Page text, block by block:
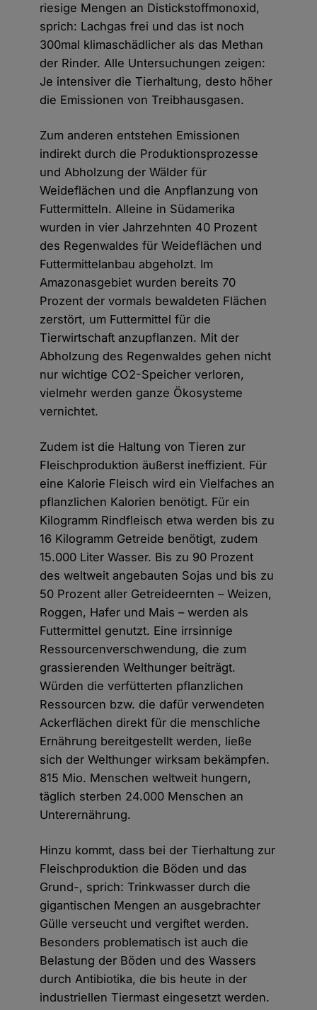
riesige Mengen an Distickstoffmonoxid,
sprich: Lachgas frei und das ist noch
300mal klimaschädlicher als das Methan
der Rinder. Alle Untersuchungen zeigen:
Je intensiver die Tierhaltung, desto höher
die Emissionen von Treibhausgasen.
Zum anderen entstehen Emissionen
indirekt durch die Produktionsprozesse
und Abholzung der Wälder für
Weideflächen und die Anpflanzung von
Futtermitteln. Alleine in Südamerika
wurden in vier Jahrzehnten 40 Prozent
des Regenwaldes für Weideflächen und
Futtermittelanbau abgeholzt. Im
Amazonasgebiet wurden bereits 70
Prozent der vormals bewaldeten Flächen
zerstört, um Futtermittel für die
Tierwirtschaft anzupflanzen. Mit der
Abholzung des Regenwaldes gehen nicht
nur wichtige CO2-Speicher verloren,
vielmehr werden ganze Ökosysteme
vernichtet.
Zudem ist die Haltung von Tieren zur
Fleischproduktion äußerst ineffizient. Für
eine Kalorie Fleisch wird ein Vielfaches an
pflanzlichen Kalorien benötigt. Für ein
Kilogramm Rindfleisch etwa werden bis zu
16 Kilogramm Getreide benötigt, zudem
15.000 Liter Wasser. Bis zu 90 Prozent
des weltweit angebauten Sojas und bis zu
50 Prozent aller Getreideernten – Weizen,
Roggen, Hafer und Mais – werden als
Futtermittel genutzt. Eine irrsinnige
Ressourcenverschwendung, die zum
grassierenden Welthunger beiträgt.
Würden die verfütterten pflanzlichen
Ressourcen bzw. die dafür verwendeten
Ackerflächen direkt für die menschliche
Ernährung bereitgestellt werden, ließe
sich der Welthunger wirksam bekämpfen.
815 Mio. Menschen weltweit hungern,
täglich sterben 24.000 Menschen an
Unterernährung.
Hinzu kommt, dass bei der Tierhaltung zur
Fleischproduktion die Böden und das
Grund-, sprich: Trinkwasser durch die
gigantischen Mengen an ausgebrachter
Gülle verseucht und vergiftet werden.
Besonders problematisch ist auch die
Belastung der Böden und des Wassers
durch Antibiotika, die bis heute in der
industriellen Tiermast eingesetzt werden.